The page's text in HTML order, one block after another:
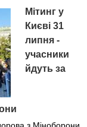
Мітинг у
Києві 31
липня -
учасники
йдуть за